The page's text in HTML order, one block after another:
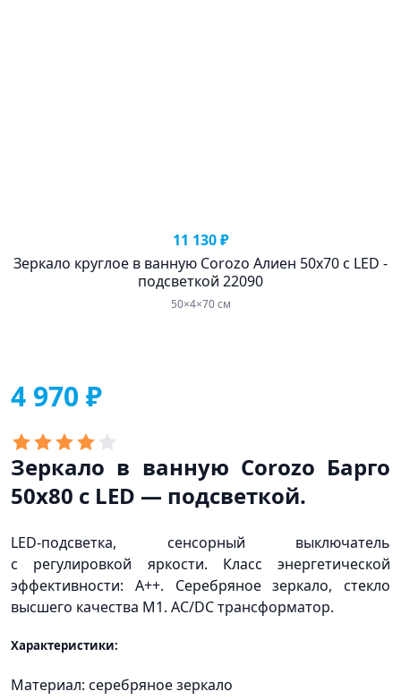
11 130 ₽
Зеркало круглое в ванную Corozo Алиен 50х70 с LED -
подсветкой 22090
50×4×70 см
4 970 ₽
Зеркало в ванную Corozo Барго
50х80 с LED — подсветкой.
LED-подсветка, сенсорный выключатель
с регулировкой яркости. Класс энергетической
эффективности: A++. Серебряное зеркало, стекло
высшего качества M1. AC/DC трансформатор.
Характеристики:
Материал: серебряное зеркало